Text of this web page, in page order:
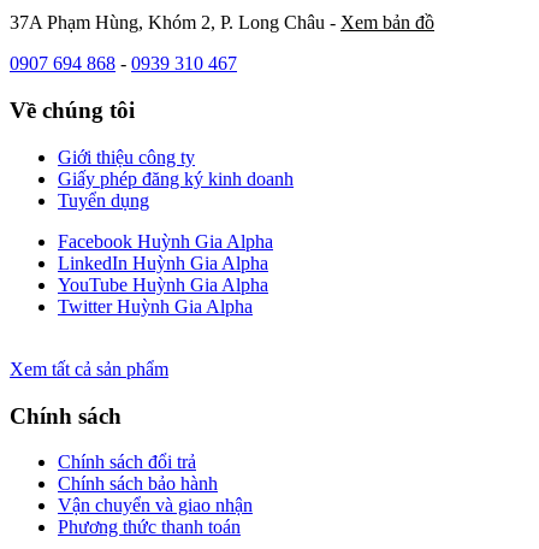
37A Phạm Hùng, Khóm 2, P. Long Châu - Xem bản đồ
0907 694 868 - 0939 310 467
Về chúng tôi
Giới thiệu công ty
Giấy phép đăng ký kinh doanh
Tuyển dụng
Facebook Huỳnh Gia Alpha
LinkedIn Huỳnh Gia Alpha
YouTube Huỳnh Gia Alpha
Twitter Huỳnh Gia Alpha
Xem tất cả sản phẩm
Chính sách
Chính sách đổi trả
Chính sách bảo hành
Vận chuyển và giao nhận
Phương thức thanh toán